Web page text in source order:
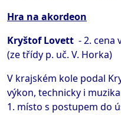
Hra na akordeon
Kryštof Lovett - 2. cena
(ze třídy p. uč. V. Horka)
V krajském kole podal
výkon, technicky i
1. místo s postupem do